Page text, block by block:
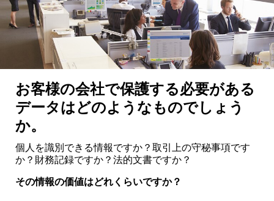
お客様の会社で保護する必要がある
データはどのようなものでしょう
か。
個人を識別できる情報ですか？取引上の守秘事項です
か？財務記録ですか？法的文書ですか？
その情報の価値はどれくらいですか？